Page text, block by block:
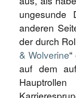
ungesunde
anderen
der durch
& Wolverine
auf dem